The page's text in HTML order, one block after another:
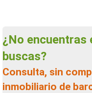
¿No encuentras el garaje en venta que
buscas?
Consulta, sin compromiso, a un agente
inmobiliario de